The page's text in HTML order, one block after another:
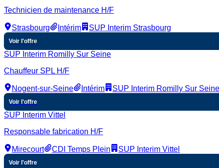
Technicien de maintenance H/F
Strasbourg Intérim SUP Interim Strasbourg
Voir l'offre
SUP Interim Romilly Sur Seine
Chauffeur SPL H/F
Nogent-sur-Seine Intérim SUP Interim Romilly Sur Seine
Voir l'offre
SUP Interim Vittel
Responsable fabrication H/F
Mirecourt CDI Temps Plein SUP Interim Vittel
Voir l'offre